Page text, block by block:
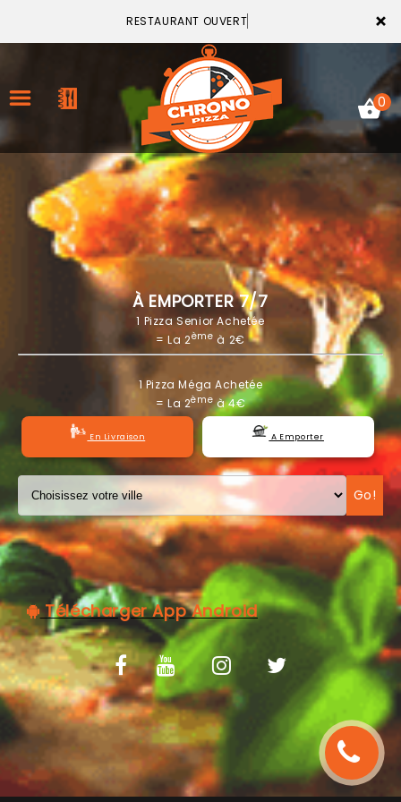
×
RESTAURANT OUVERT
ACCUEIL
LA CARTE
VOTRE COMPTE
NOTRE RESTAURANT
VOS AVIS
MENTIONS LÉGALES
0
À EMPORTER 7/7
1 Pizza Senior Achetée
= La 2ème à 2€
1 Pizza Méga Achetée
= La 2èmeà 4€
En Livraison A Emporter
Go!
Télécharger App Android